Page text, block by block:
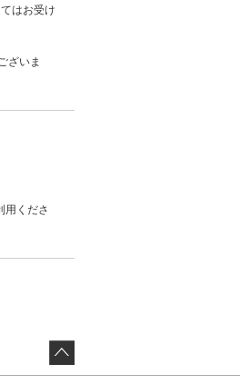
はお受け
ざいま
用くださ